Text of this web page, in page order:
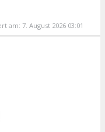
am: 7. August 2026 03:01